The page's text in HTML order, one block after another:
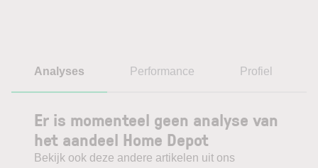
Analyses Performance Profiel
Er is momenteel geen analyse van
het aandeel Home Depot
Bekijk ook deze andere artikelen uit ons